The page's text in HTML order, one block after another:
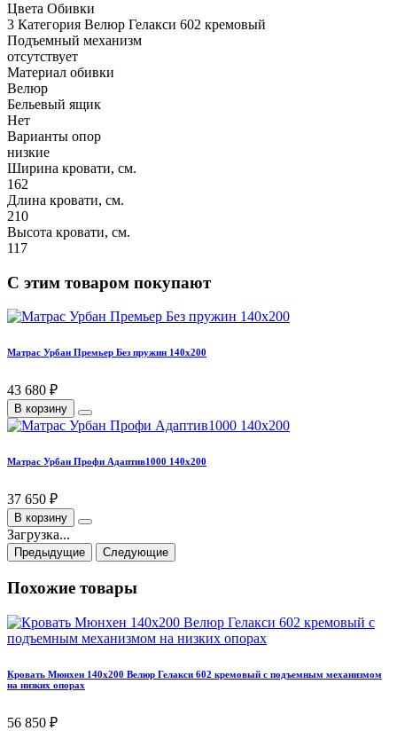
Цвета Обивки
3 Категория Велюр Гелакси 602 кремовый
Подъемный механизм
отсутствует
Материал обивки
Велюр
Бельевый ящик
Нет
Варианты опор
низкие
Ширина кровати, см.
162
Длина кровати, см.
210
Высота кровати, см.
117
С этим товаром покупают
Матрас Урбан Премьер Без пружин 140х200
43 680 ₽
В корзину
Матрас Урбан Профи Адаптив1000 140х200
37 650 ₽
В корзину
Загрузка...
Предыдущие Следующие
Похожие товары
Кровать Мюнхен 140х200 Велюр Гелакси 602 кремовый с подъемным механизмом
на низких опорах
56 850 ₽